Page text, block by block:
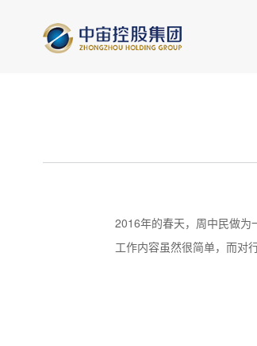
2016年的春天，周中民做为
工作内容虽然很简单，而对